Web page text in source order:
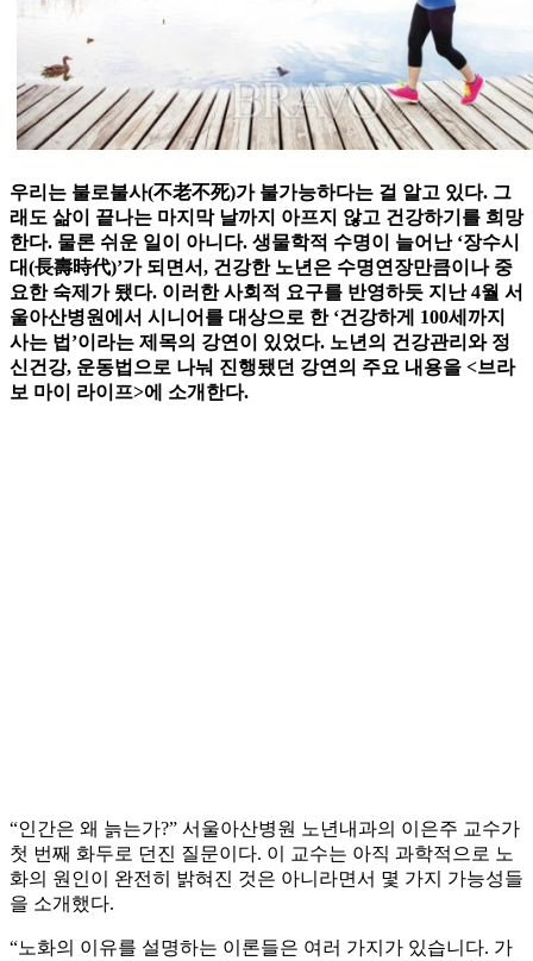
우리는 불로불사(不老不死)가 불가능하다는 걸 알고 있다. 그
래도 삶이 끝나는 마지막 날까지 아프지 않고 건강하기를 희망
한다. 물론 쉬운 일이 아니다. 생물학적 수명이 늘어난 ‘장수시
대(長壽時代)’가 되면서, 건강한 노년은 수명연장만큼이나 중
요한 숙제가 됐다. 이러한 사회적 요구를 반영하듯 지난 4월 서
울아산병원에서 시니어를 대상으로 한 ‘건강하게 100세까지
사는 법’이라는 제목의 강연이 있었다. 노년의 건강관리와 정
신건강, 운동법으로 나눠 진행됐던 강연의 주요 내용을 <브라
보 마이 라이프>에 소개한다.
“인간은 왜 늙는가?” 서울아산병원 노년내과의 이은주 교수가
첫 번째 화두로 던진 질문이다. 이 교수는 아직 과학적으로 노
화의 원인이 완전히 밝혀진 것은 아니라면서 몇 가지 가능성들
을 소개했다.
“노화의 이유를 설명하는 이론들은 여러 가지가 있습니다. 가